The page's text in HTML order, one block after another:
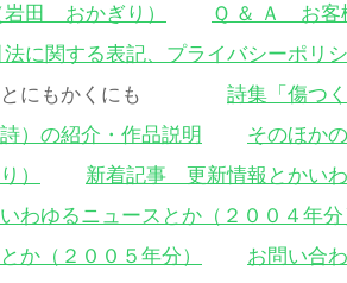
岩田 おかぎり）
Ｑ ＆ Ａ お客
に関する表記、プライバシーポリ
とにもかくにも 詩集「傷つ
）の紹介・作品説明
そのほか
）
新着記事 更新情報とかい
わゆるニュースとか（２００４年分
か（２００５年分）
お問い合